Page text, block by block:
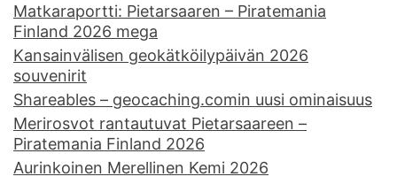
Matkaraportti: Pietarsaaren – Piratemania
Finland 2026 mega
Kansainvälisen geokätköilypäivän 2026
souvenirit
Shareables – geocaching.comin uusi ominaisuus
Merirosvot rantautuvat Pietarsaareen –
Piratemania Finland 2026
Aurinkoinen Merellinen Kemi 2026